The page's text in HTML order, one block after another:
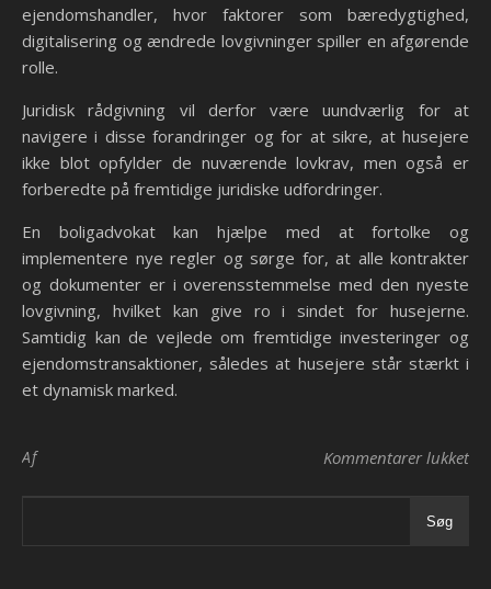
ejendomshandler, hvor faktorer som bæredygtighed,
digitalisering og ændrede lovgivninger spiller en afgørende
rolle.
Juridisk rådgivning vil derfor være uundværlig for at
navigere i disse forandringer og for at sikre, at husejere
ikke blot opfylder de nuværende lovkrav, men også er
forberedte på fremtidige juridiske udfordringer.
En boligadvokat kan hjælpe med at fortolke og
implementere nye regler og sørge for, at alle kontrakter
og dokumenter er i overensstemmelse med den nyeste
lovgivning, hvilket kan give ro i sindet for husejerne.
Samtidig kan de vejlede om fremtidige investeringer og
ejendomstransaktioner, således at husejere står stærkt i
et dynamisk marked.
Af Kommentarer lukkettil
Søg